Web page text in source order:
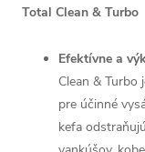
Total Clean & Turbo
Efektívne a
Clean & Turbo
pre účinné
kefa